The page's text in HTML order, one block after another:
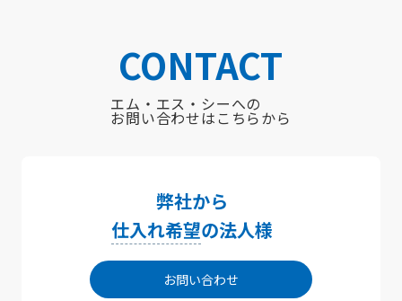
CONTACT
エム・エス・シーへの
お問い合わせはこちらから
弊社から
仕入れ希望の法人様
お問い合わせ